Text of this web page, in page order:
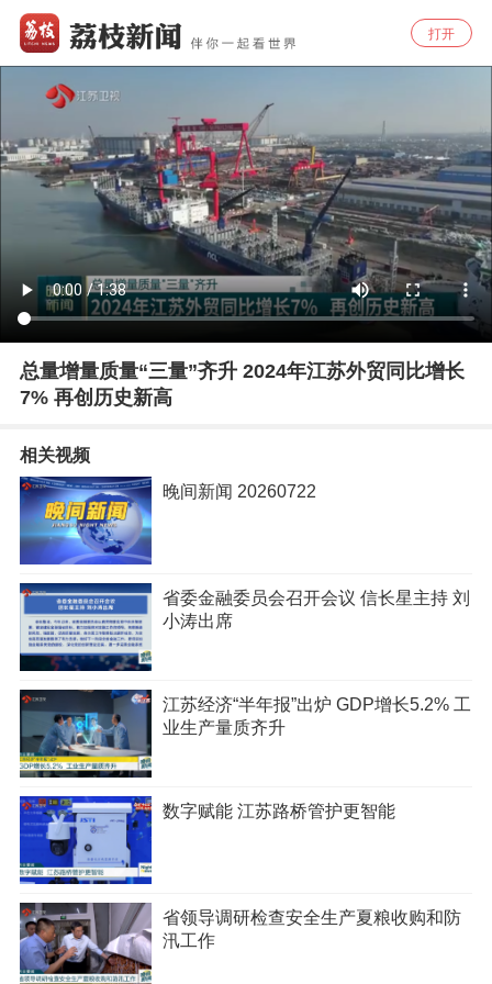
打开
总量增量质量“三量”齐升 2024年江苏外贸同比增长
7% 再创历史新高
相关视频
晚间新闻 20260722
省委金融委员会召开会议 信长星主持 刘
小涛出席
江苏经济“半年报”出炉 GDP增长5.2% 工
业生产量质齐升
数字赋能 江苏路桥管护更智能
省领导调研检查安全生产夏粮收购和防
汛工作